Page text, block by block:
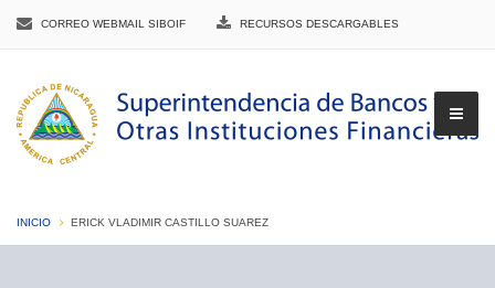
CORREO WEBMAIL SIBOIF RECURSOS DESCARGABLES
INICIO ERICK VLADIMIR CASTILLO SUAREZ